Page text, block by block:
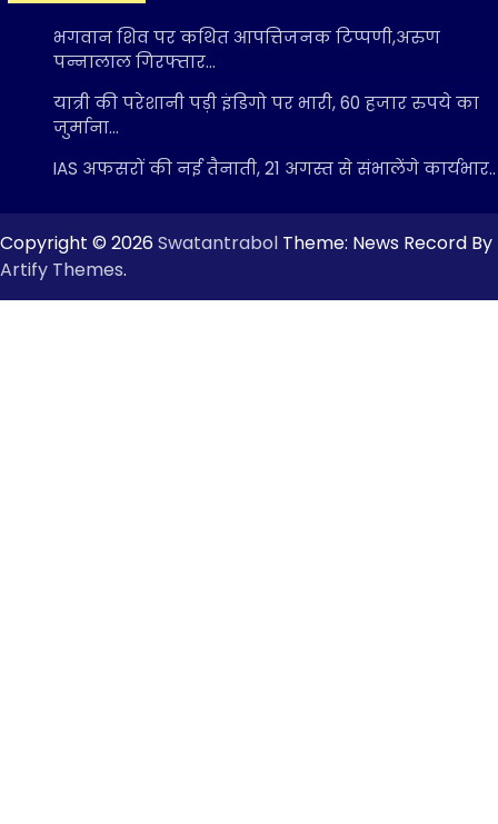
भगवान शिव पर कथित आपत्तिजनक टिप्पणी,अरुण
पन्नालाल गिरफ्तार…
यात्री की परेशानी पड़ी इंडिगो पर भारी, 60 हजार रुपये का
जुर्माना…
IAS अफसरों की नई तैनाती, 21 अगस्त से संभालेंगे कार्यभार..
Copyright © 2026 Swatantrabol Theme: News Record By
Artify Themes.